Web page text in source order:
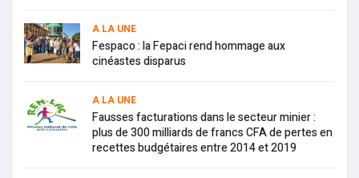
A LA UNE
Fespaco : la Fepaci rend hommage aux
cinéastes disparus
A LA UNE
Fausses facturations dans le secteur minier :
plus de 300 milliards de francs CFA de pertes en
recettes budgétaires entre 2014 et 2019